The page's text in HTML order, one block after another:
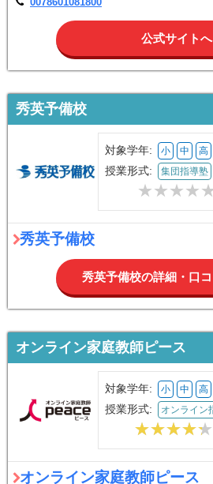
公式サイトへ
秀英予備校
対象学年: 小 中 高
授業形式: 集団指導塾
秀英予備校
秀英予備校の詳細・口
オンライン家庭教師ピース
対象学年: 小 中 高
授業形式: オンライン
オンライン家庭教師ピース